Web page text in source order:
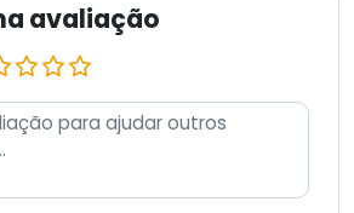
avaliação